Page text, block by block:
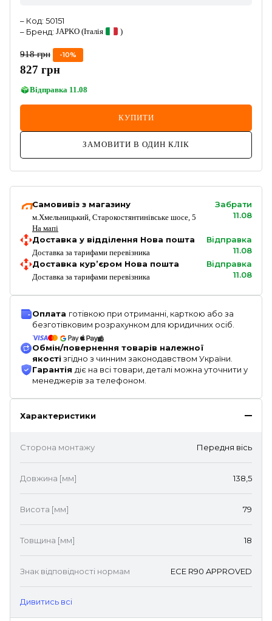
– Код: 50151
– Бренд: JAPKO (Італія )
918 грн -10%
827 грн
Відправка 11.08
КУПИТИ
ЗАМОВИТИ В ОДИН КЛІК
Самовивіз з магазину
м.Хмельницький, Старокостянтинівське шосе, 5
На мапі
Забрати
11.08
Доставка у відділення Нова пошта
Доставка за тарифами перевізника
Відправка
11.08
Доставка кур’єром Нова пошта
Доставка за тарифами перевізника
Відправка
11.08
Оплата готівкою при отриманні, карткою або за
безготівковим розрахунком для юридичних осіб.
Обмін/повернення товарів належної
якості згідно з чинним законодавством України.
Гарантія діє на всі товари, деталі можна уточнити у
менеджерів за телефоном.
Характеристики
Сторона монтажу Передня вісь
Довжина [мм] 138,5
Висота [мм] 79
Товщина [мм] 18
Знак відповідності нормам ECE R90 APPROVED
Дивитись всі